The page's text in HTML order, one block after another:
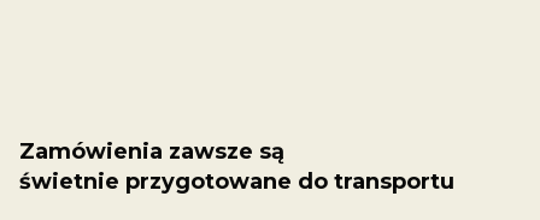
Zamówienia zawsze są
świetnie przygotowane do transportu